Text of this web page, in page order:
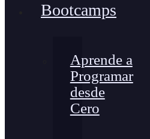
Bootcamps
Aprende a
Programar
desde
Cero